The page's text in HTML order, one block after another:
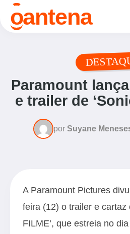
oantena
Paramount
e trailer de
por Suyane
A Paramount Pictures
feira (12) o trailer e cartaz
FILME’, que estreia no